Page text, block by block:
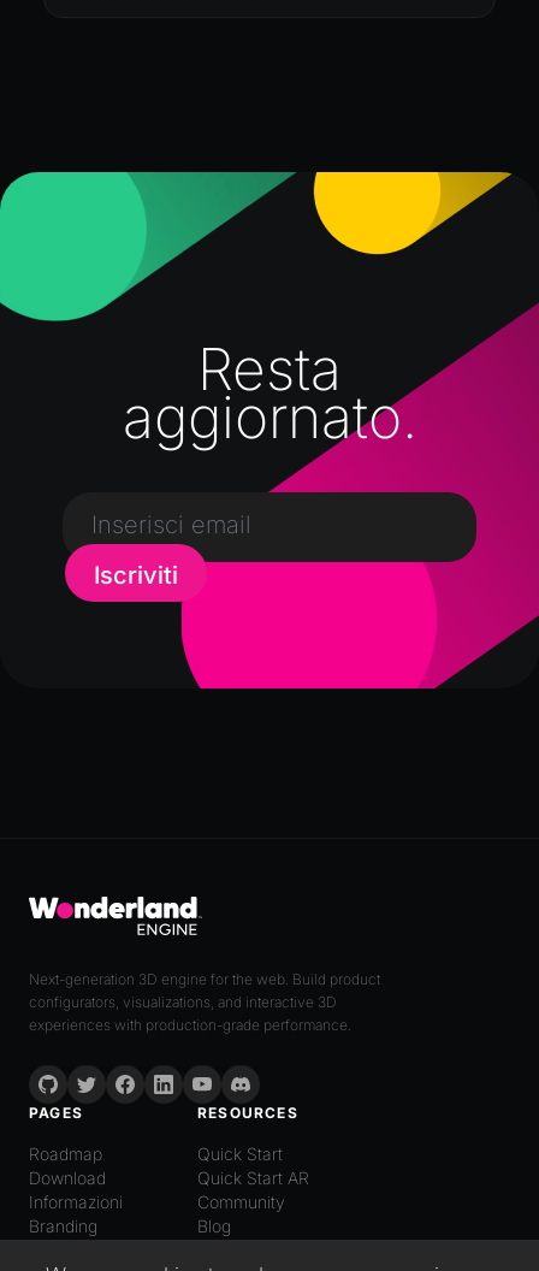
Resta
aggiornato.
Iscriviti
Next-generation 3D engine for the web. Build product
configurators, visualizations, and interactive 3D
experiences with production-grade performance.
PAGES
Roadmap
Download
Informazioni
Branding
RESOURCES
Quick Start
Quick Start AR
Community
Blog